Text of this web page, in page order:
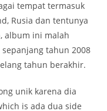
tempat termasuk
Rusia dan tentunya
album ini malah
tahun 2008
tahun berakhir.
unik karena dia
is ada dua side